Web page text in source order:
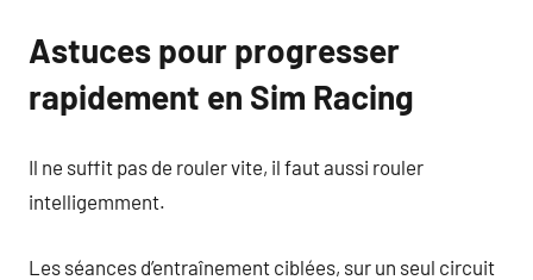
Astuces pour progresser
rapidement en Sim Racing
Il ne suffit pas de rouler vite, il faut aussi rouler
intelligemment.
Les séances d’entraînement ciblées, sur un seul circuit